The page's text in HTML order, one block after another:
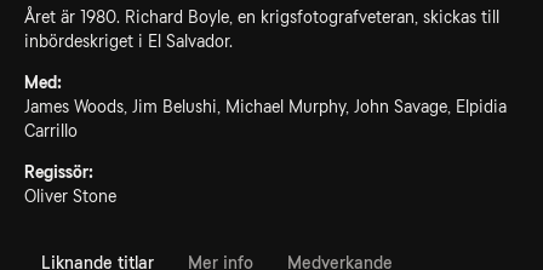
Året är 1980. Richard Boyle, en krigsfotografveteran, skickas till
inbördeskriget i El Salvador.
Med:
James Woods, Jim Belushi, Michael Murphy, John Savage, Elpidia
Carrillo
Regissör:
Oliver Stone
Liknande titlar Mer info Medverkande